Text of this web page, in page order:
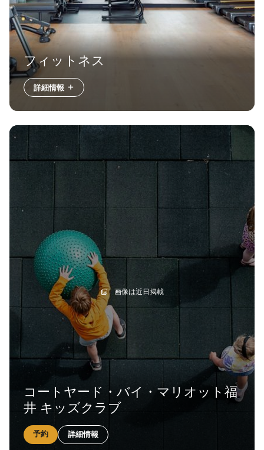
フィットネス
詳細情報
画像は近日掲載
コートヤード・バイ・マリオット福
井 キッズクラブ
予約 詳細情報